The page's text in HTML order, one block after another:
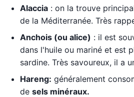
Alaccia : on la trouve
de la Méditerranée. Très
Anchois (ou alice) : il est
dans l'huile ou mariné et est
sardine. Très savoureux, il a
Hareng: généralement
de sels minéraux.